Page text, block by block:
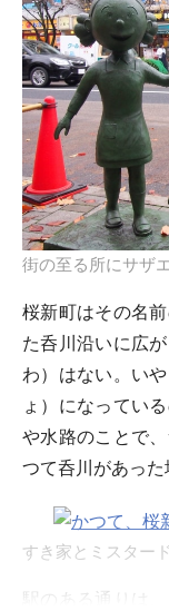
街の至る所にサザ
桜新町はその名
た呑川沿いに広
わ）はない。い
ょ）になってい
や水路のことで
つて呑川があった
すき家とミスター
駅のある通りは